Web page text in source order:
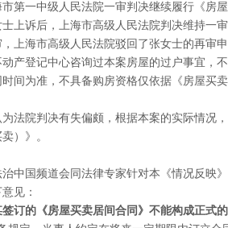
第一中级人民法院一审判决继续履行《房
上诉后，上海市高级人民法院判决维持一
上海市高级人民法院驳回了张女士的再审
登记中心咨询过本案房屋的过户事宜，
间为准，不具备购房资格仅依据《房屋买
院判决有失偏颇，根据本案的实际情况
）》。
国频道会同法律专家针对本《情况反映
见：
订的《房屋买卖居间合同》不能构成正式